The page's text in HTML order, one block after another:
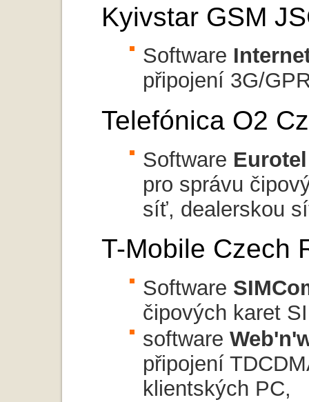
Kyivstar GSM
Software
připojení 3G/
Telefónica O2
Software
pro správu
síť, dealerskou
T-Mobile Czech
Software
čipových karet
software
připojení
klientských PC,